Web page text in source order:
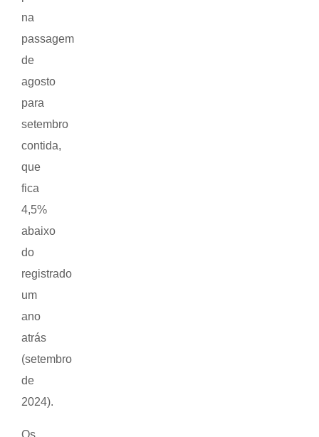
na
passagem
de
agosto
para
setembro
contida,
que
fica
4,5%
abaixo
do
registrado
um
ano
atrás
(setembro
de
2024).
Os